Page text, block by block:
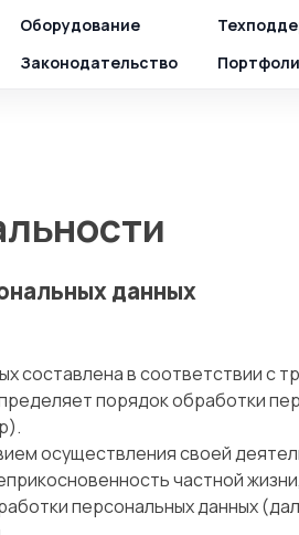
Оборудование
Законодательство
данных
составлена в соответствии
порядок обработки
осуществления своей
частной
персональных данных